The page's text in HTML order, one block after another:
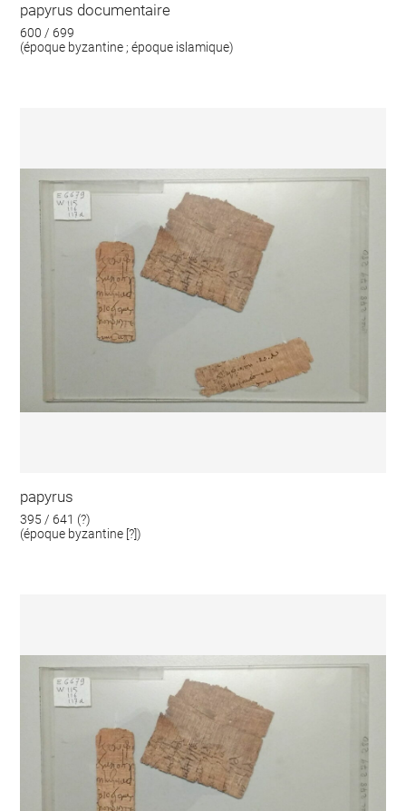
papyrus documentaire
600 / 699
(époque byzantine ; époque islamique)
papyrus
395 / 641 (?)
(époque byzantine [?])